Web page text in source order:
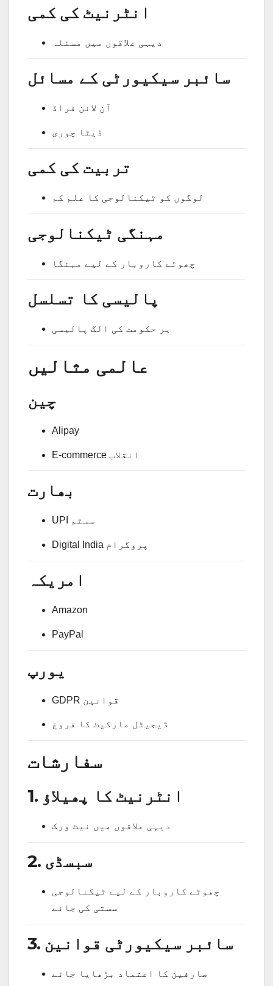
انٹرنیٹ کی کمی
دیہی علاقوں میں مسئلہ
سائبر سیکیورٹی کے مسائل
آن لائن فراڈ
ڈیٹا چوری
تربیت کی کمی
لوگوں کو ٹیکنالوجی کا علم کم
مہنگی ٹیکنالوجی
چھوٹے کاروبار کے لیے مہنگا
پالیسی کا تسلسل
ہر حکومت کی الگ پالیسی
عالمی مثالیں
چین
Alipay
E-commerce انقلاب
بھارت
UPI سسٹم
Digital India پروگرام
امریکہ
Amazon
PayPal
یورپ
GDPR قوانین
ڈیجیٹل مارکیٹ کا فروغ
سفارشات
1. انٹرنیٹ کا پھیلاؤ
دیہی علاقوں میں نیٹ ورک
2. سبسڈی
چھوٹے کاروبار کے لیے ٹیکنالوجی
سستی کی جائے
3. سائبر سیکیورٹی قوانین
صارفین کا اعتماد بڑھایا جائے